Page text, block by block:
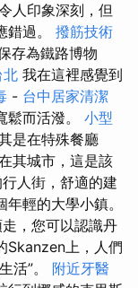
人印象深刻，但
錯過。 撥筋技術
存為鐵路博物
北 我在這裡感覺到
- 台中居家清潔
鬆而活潑。 小型
是在特殊餐廳
其城市，這是該
人街，舒適的建
輕的大學小鎮。
，您可以認識丹
Skanzen上，人們
活”。 附近牙醫